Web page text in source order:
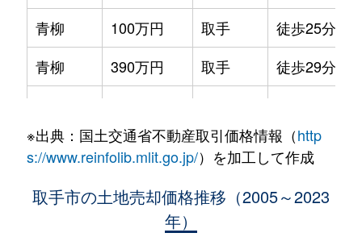
青柳
100万円 取手
徒歩25分
青柳
390万円 取手
徒歩29分
稲
1,800万円 寺原
徒歩28分
1,700万円
※出典：国土交通省不動産取引価格情報（http
s://www.reinfolib.mlit.go.jp/）を加工して作成
取手市の土地売却価格推移（2005～2023
年）